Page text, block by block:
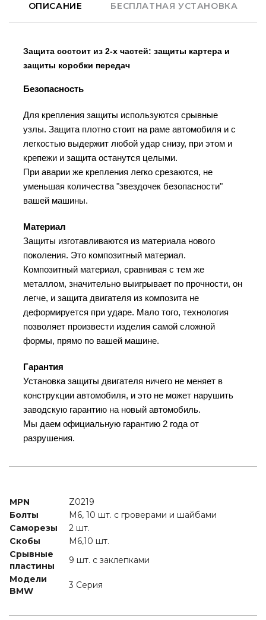
ОПИСАНИЕ БЕСПЛАТНАЯ УСТАНОВКА
Защита состоит из 2-х частей: защиты картера и
защиты коробки передач
Безопасность
Для крепления защиты используются срывные
узлы. Защита плотно стоит на раме автомобиля и с
легкостью выдержит любой удар снизу, при этом и
крепежи и защита останутся целыми.
При аварии же крепления легко срезаются, не
уменьшая количества "звездочек безопасности"
вашей машины.
Материал
Защиты изготавливаются из материала нового
поколения. Это композитный материал.
Композитный материал, сравнивая с тем же
металлом, значительно выигрывает по прочности, он
легче, и защита двигателя из композита не
деформируется при ударе. Мало того, технология
позволяет произвести изделия самой сложной
формы, прямо по вашей машине.
Гарантия
Установка защиты двигателя ничего не меняет в
конструкции автомобиля, и это не может нарушить
заводскую гарантию на новый автомобиль.
Мы даем официальную гарантию 2 года от
разрушения.
MPN
Z0219
Болты
M6, 10 шт. с гроверами и шайбами
Саморезы
2 шт.
Скобы
M6,10 шт.
Срывные
пластины
9 шт. с заклепками
Модели
BMW
3 Cерия